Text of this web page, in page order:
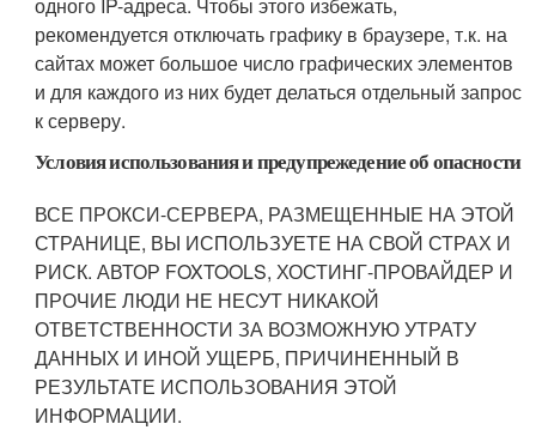
рекомендуется отключать графику в браузере, т.к. на
сайтах может большое число графических элементов
и для каждого из них будет делаться отдельный запрос
к серверу.
Условия использования и предупрежедение об опасности
ВСЕ ПРОКСИ-СЕРВЕРА, РАЗМЕЩЕННЫЕ НА ЭТОЙ
СТРАНИЦЕ, ВЫ ИСПОЛЬЗУЕТЕ НА СВОЙ СТРАХ И
РИСК. АВТОР FOXTOOLS, ХОСТИНГ-ПРОВАЙДЕР И
ПРОЧИЕ ЛЮДИ НЕ НЕСУТ НИКАКОЙ
ОТВЕТСТВЕННОСТИ ЗА ВОЗМОЖНУЮ УТРАТУ
ДАННЫХ И ИНОЙ УЩЕРБ, ПРИЧИНЕННЫЙ В
РЕЗУЛЬТАТЕ ИСПОЛЬЗОВАНИЯ ЭТОЙ
ИНФОРМАЦИИ.